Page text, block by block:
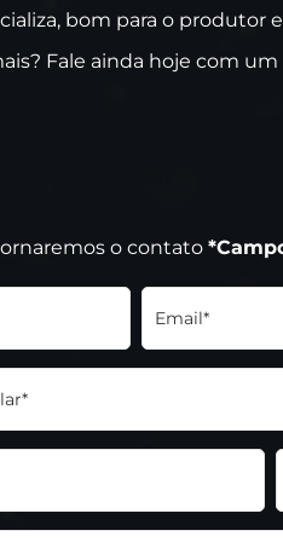
bom para o produtor
Fale ainda hoje com um
o contato
Email*